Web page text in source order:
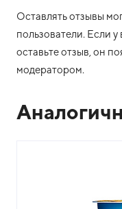
Оставлять отзывы
пользователи. Если у
оставьте отзыв, он
модератором.